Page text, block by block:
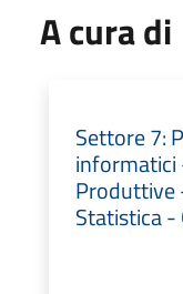
A cura di
Settore 7:
Produttive
Statistica -